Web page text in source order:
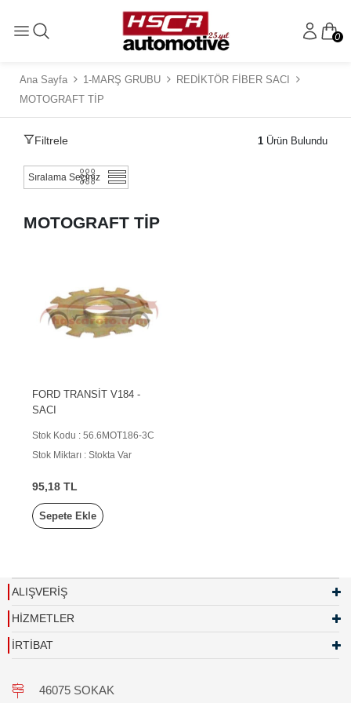
0
Ana Sayfa 1-MARŞ GRUBU
REDİKTÖR FİBER SACI
MOTOGRAFT TİP
Filtrele 1 Ürün Bulundu
MOTOGRAFT TİP
FORD TRANSİT V184 -
SACI
Stok Kodu : 56.6MOT186-3C
Stok Miktarı : Stokta Var
95,18 TL
Sepete Ekle
ALIŞVERİŞ
HİZMETLER
İRTİBAT
46075 SOKAK